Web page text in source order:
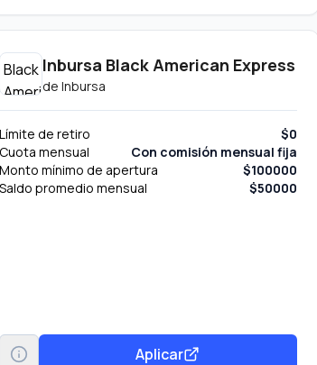
Inbursa Black American Express
de Inbursa
Límite de retiro
$0
Cuota mensual
Con comisión mensual fija
Monto mínimo de apertura
$100000
Saldo promedio mensual
$50000
Aplicar